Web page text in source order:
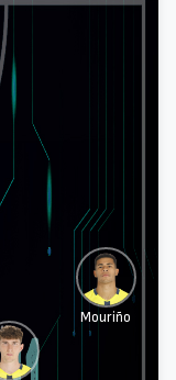
Mouriño